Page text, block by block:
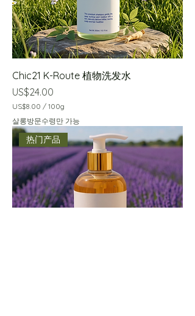
Chic21 K-Route 植物洗发水
價格
US$24.00
US$8.00 / 100g
每
1
0
0
U
S
$
8
살롱방문수령만 가능
热门产品